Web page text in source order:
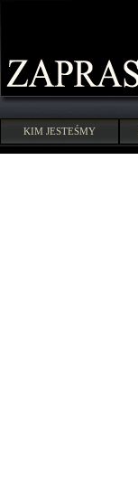
KIM JESTEŚMY